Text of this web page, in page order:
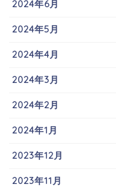
2024年6月
2024年5月
2024年4月
2024年3月
2024年2月
2024年1月
2023年12月
2023年11月